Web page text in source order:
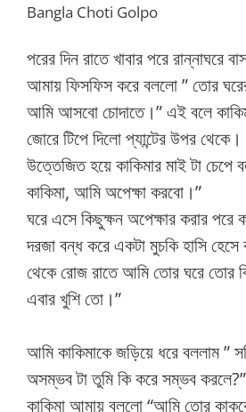
Bangla Choti Golpo
পরের দিন রাতে খাবার পরে রান্নাঘরে
আমায় ফিসফিস করে বললো ” তোর
আমি আসবো চোদাতে।” এই বলে
জোরে টিপে দিলো প্যান্টের উপর
উত্তেজিত হয়ে কাকিমার মাই টা চেপে
কাকিমা, আমি অপেক্ষা করবো।”
ঘরে এসে কিছুক্ষন অপেক্ষার করার পরে
দরজা বন্ধ করে একটা মুচকি হাসি
থেকে রোজ রাতে আমি তোর ঘরে তোর
এবার খুশি তো।”
আমি কাকিমাকে জড়িয়ে ধরে বললাম ”
অসম্ভব টা তুমি কি করে সম্ভব করলে?”
কাকিমা আমায় বললো “আমি তোর